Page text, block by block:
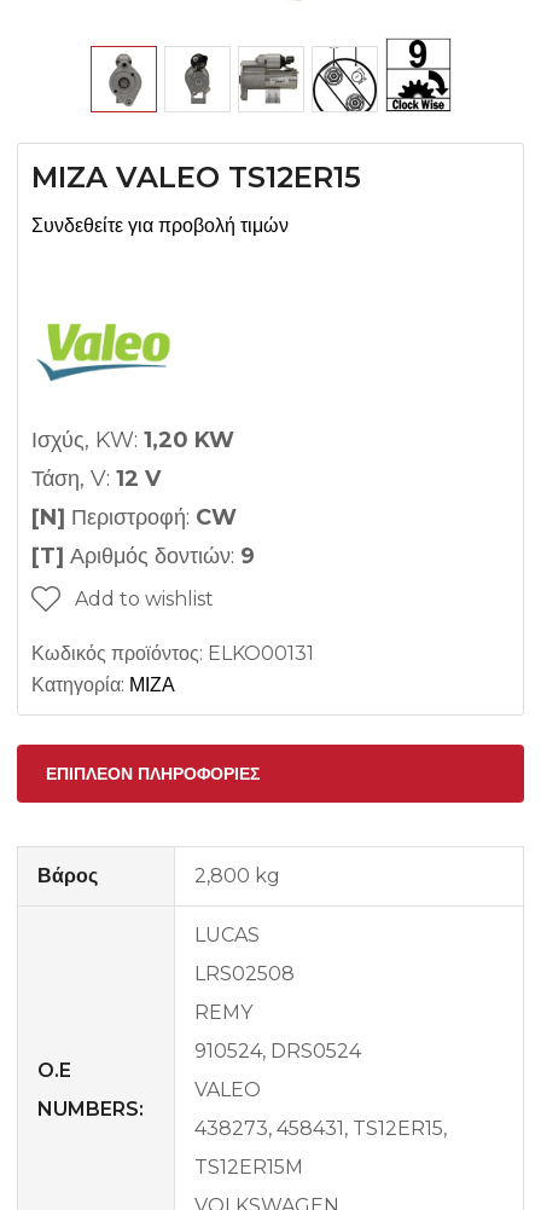
MIZA VALEO TS12ER15
Συνδεθείτε για προβολή τιμών
Ισχύς, KW: 1,20 KW
Τάση, V: 12 V
[N] Περιστροφή: CW
[T] Αριθμός δοντιών: 9
Add to wishlist
Κωδικός προϊόντος: ELKO00131
Κατηγορία: ΜΙΖΑ
ΕΠΙΠΛΈΟΝ ΠΛΗΡΟΦΟΡΊΕΣ
Βάρος 2,800 kg
O.E
NUMBERS:
LUCAS
LRS02508
REMY
910524, DRS0524
VALEO
438273, 458431, TS12ER15,
TS12ER15M